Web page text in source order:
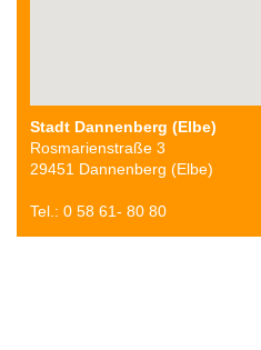
Stadt Dannenberg (Elbe)
Rosmarienstraße 3
29451 Dannenberg (Elbe)
Tel.: 0 58 61- 80 80